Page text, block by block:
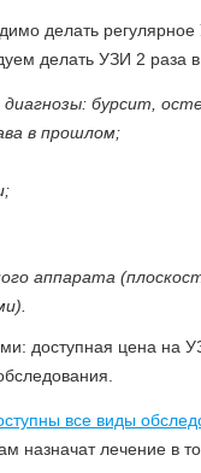
делать
делать УЗИ 2 раза в
бурсит,
в прошлом;
аппарата
доступная цена на
все виды
назначат лечение в